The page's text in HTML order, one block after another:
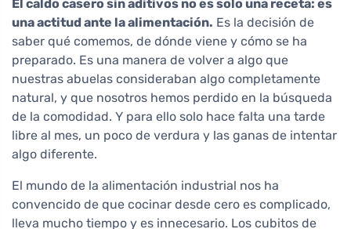
El caldo casero sin aditivos no es solo una receta: es
una actitud ante la alimentación. Es la decisión de
saber qué comemos, de dónde viene y cómo se ha
preparado. Es una manera de volver a algo que
nuestras abuelas consideraban algo completamente
natural, y que nosotros hemos perdido en la búsqueda
de la comodidad. Y para ello solo hace falta una tarde
libre al mes, un poco de verdura y las ganas de intentar
algo diferente.
El mundo de la alimentación industrial nos ha
convencido de que cocinar desde cero es complicado,
lleva mucho tiempo y es innecesario. Los cubitos de